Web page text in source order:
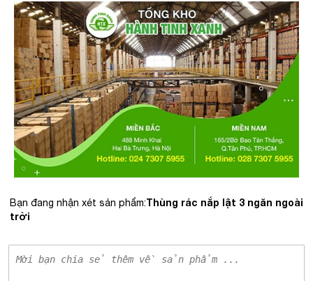
Bạn đang nhận xét sản phẩm:Thùng rác nắp lật 3 ngăn ngoài
trời